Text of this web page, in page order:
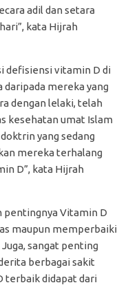
adil dan setara
kata Hijrah
defisiensi vitamin D di
daripada mereka yang
dengan lelaki, telah
kesehatan umat Islam
yang sedang
mereka terhalang
D”, kata Hijrah
pentingnya Vitamin D
maupun memperbaiki
sangat penting
berbagai sakit
terbaik didapat dari